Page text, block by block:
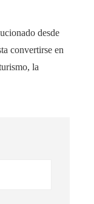
desde
convertirse en
la